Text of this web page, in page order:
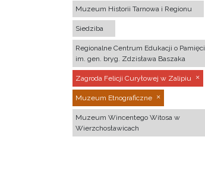
Muzeum Historii Tarnowa i Regionu
Siedziba
Regionalne Centrum Edukacji o Pamięci
im. gen. bryg. Zdzisława Baszaka
Zagroda Felicji Curyłowej w Zalipiu
Muzeum Etnograficzne
Muzeum Wincentego Witosa w
Wierzchosławicach